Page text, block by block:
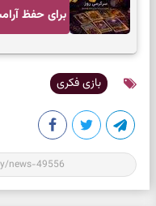
برای حفظ
بازی فکری